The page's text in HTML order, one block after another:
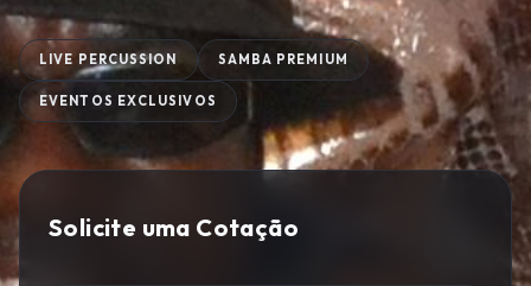
LIVE PERCUSSION SAMBA PREMIUM
EVENTOS EXCLUSIVOS
Solicite uma Cotação